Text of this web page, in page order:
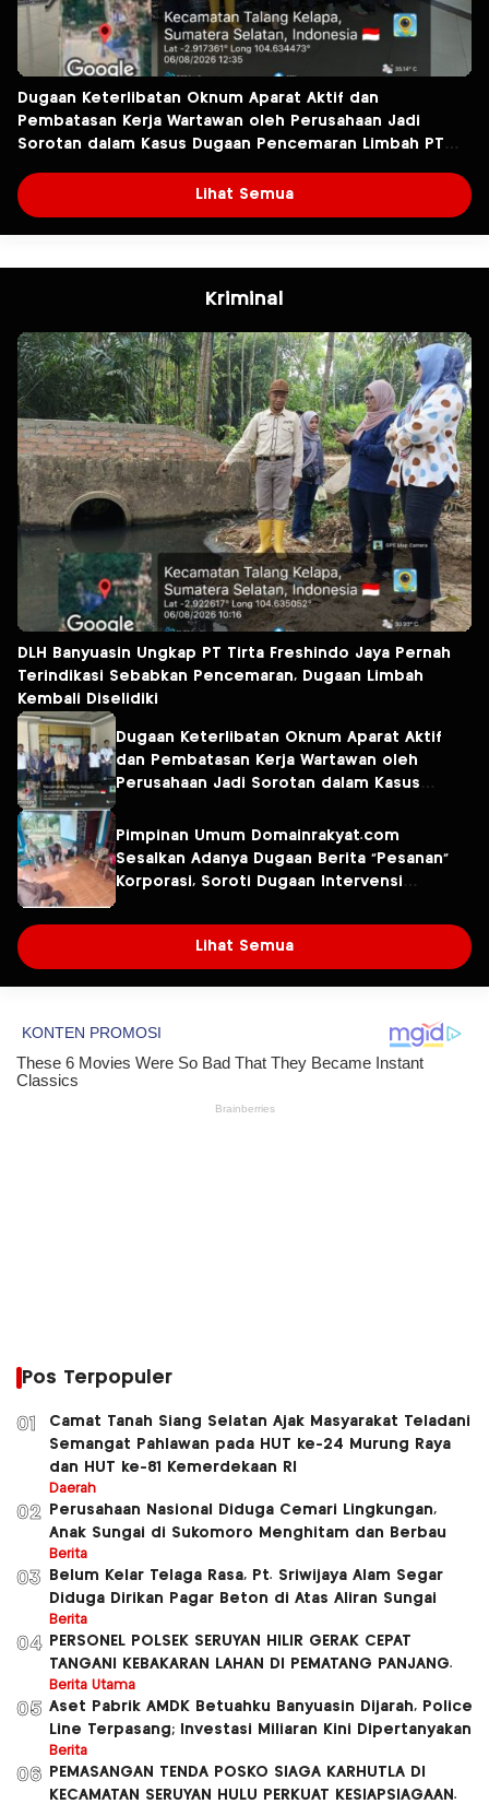
Dugaan Keterlibatan Oknum Aparat Aktif dan
Pembatasan Kerja Wartawan oleh Perusahaan Jadi
Sorotan dalam Kasus Dugaan Pencemaran Limbah PT
Lihat Semua
Kriminal
DLH Banyuasin Ungkap PT Tirta Freshindo Jaya Pernah
Terindikasi Sebabkan Pencemaran, Dugaan Limbah
Kembali Diselidiki
Dugaan Keterlibatan Oknum Aparat Aktif
dan Pembatasan Kerja Wartawan oleh
Perusahaan Jadi Sorotan dalam Kasus
Fresindo Jaya
Pimpinan Umum Domainrakyat.com
Sesalkan Adanya Dugaan Berita “Pesanan”
Korporasi, Soroti Dugaan Intervensi
Lingkungan
Lihat Semua
Pos Terpopuler
01
Camat Tanah Siang Selatan Ajak Masyarakat Teladani
Semangat Pahlawan pada HUT ke-24 Murung Raya
dan HUT ke-81 Kemerdekaan RI
Daerah
02
Perusahaan Nasional Diduga Cemari Lingkungan,
Anak Sungai di Sukomoro Menghitam dan Berbau
Berita
03
Belum Kelar Telaga Rasa, Pt. Sriwijaya Alam Segar
Diduga Dirikan Pagar Beton di Atas Aliran Sungai
Berita
04
PERSONEL POLSEK SERUYAN HILIR GERAK CEPAT
TANGANI KEBAKARAN LAHAN DI PEMATANG PANJANG.
Berita Utama
05 Aset Pabrik AMDK Betuahku Banyuasin Dijarah, Police
Line Terpasang; Investasi Miliaran Kini Dipertanyakan
Berita
06
PEMASANGAN TENDA POSKO SIAGA KARHUTLA DI
KECAMATAN SERUYAN HULU PERKUAT KESIAPSIAGAAN.